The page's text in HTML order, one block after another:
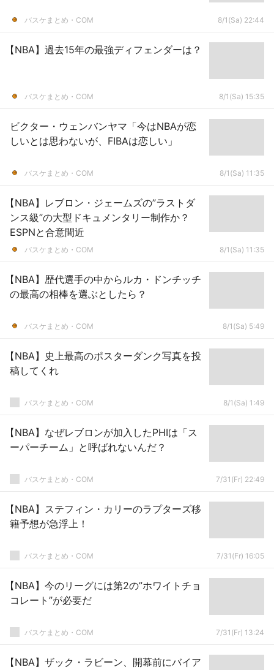
バスケまとめ・COM 8/1(Sa) 22:44
【NBA】過去15年の最強ディフェンダーは？
バスケまとめ・COM 8/1(Sa) 15:35
ビクター・ウェンバンヤマ「今はNBAが恋
しいとは思わないが、FIBAは恋しい」
バスケまとめ・COM 8/1(Sa) 11:35
【NBA】レブロン・ジェームズの”ラストダ
ンス級”の大型ドキュメンタリー制作か？
ESPNと合意間近
バスケまとめ・COM 8/1(Sa) 11:35
【NBA】歴代選手の中からルカ・ドンチッチ
の最高の相棒を選ぶとしたら？
バスケまとめ・COM 8/1(Sa) 5:49
【NBA】史上最高のポスターダンク写真を投
稿してくれ
バスケまとめ・COM 8/1(Sa) 1:49
【NBA】なぜレブロンが加入したPHIは「ス
ーパーチーム」と呼ばれないんだ？
バスケまとめ・COM 7/31(Fr) 22:49
【NBA】ステフィン・カリーのラプターズ移
籍予想が急浮上！
バスケまとめ・COM 7/31(Fr) 16:05
【NBA】今のリーグには第2の”ホワイトチョ
コレート”が必要だ
バスケまとめ・COM 7/31(Fr) 13:24
【NBA】ザック・ラビーン、開幕前にバイア